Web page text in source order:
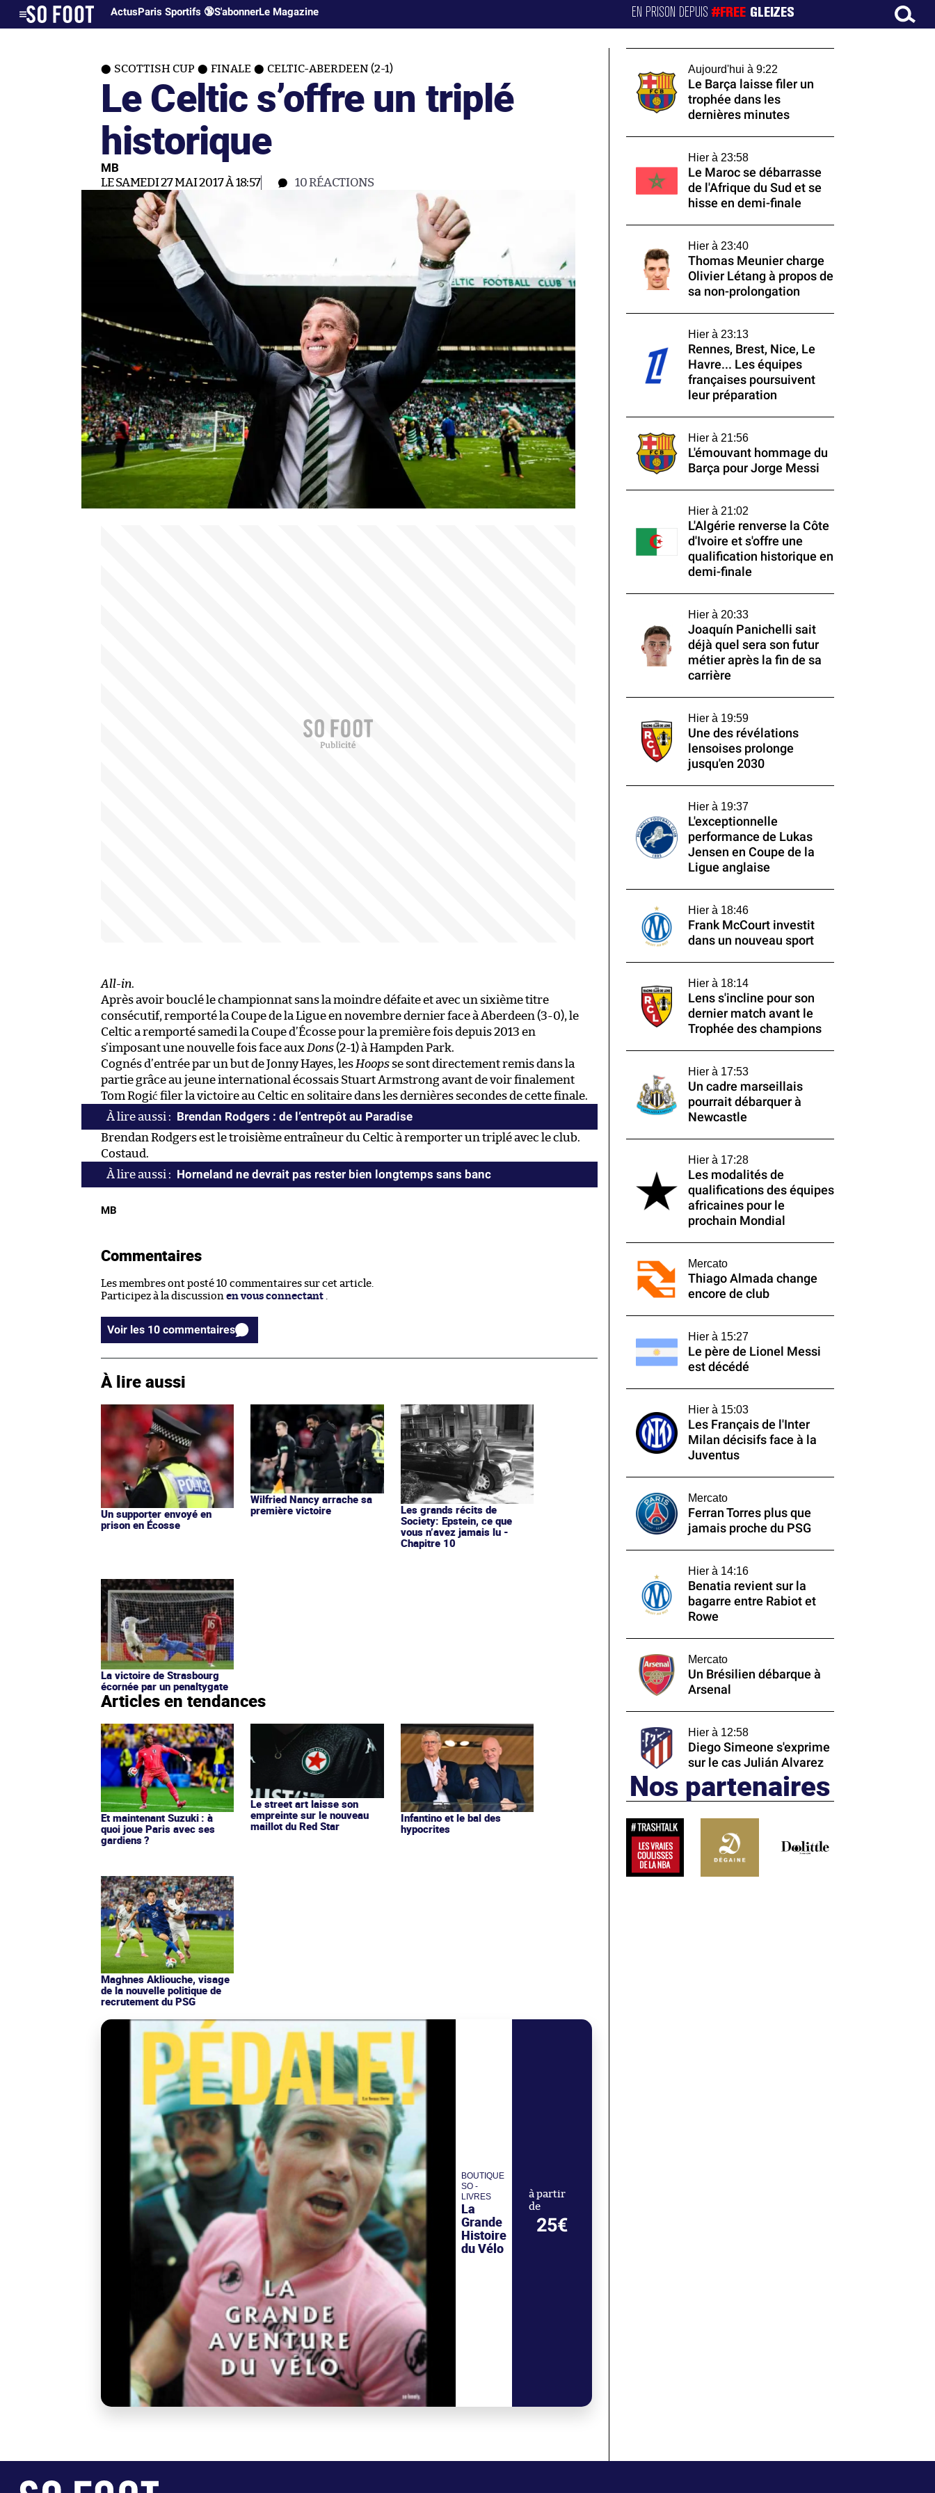
ActusParis Sportifs 🔞S'abonnerLe Magazine EN PRISON DEPUIS#FREE GLEIZES
SCOTTISH CUP FINALE CELTIC-ABERDEEN (2-1)
Le Celtic s’offre un triplé
historique
MB
LE SAMEDI 27 MAI 2017 À 18:57 10RÉACTIONS
All-in.
Après avoir bouclé le championnat sans la moindre défaite et avec un sixième titre
consécutif, remporté la Coupe de la Ligue en novembre dernier face à Aberdeen (3-0), le
Celtic a remporté samedi la Coupe d’Écosse pour la première fois depuis 2013 en
s’imposant une nouvelle fois face aux Dons(2-1) à Hampden Park.
Cognés d’entrée par un but de Jonny Hayes, les Hoops se sont directement remis dans la
partie grâce au jeune international écossais Stuart Armstrong avant de voir finalement
Tom Rogić filer la victoire au Celtic en solitaire dans les dernières secondes de cette finale.
Brendan Rodgers : de l’entrepôt au Paradise
Brendan Rodgers est le troisième entraîneur du Celtic à remporter un triplé avec le club.
Costaud.
Horneland ne devrait pas rester bien longtemps sans banc
MB
Commentaires
Les membres ont posté 10 commentaires sur cet article.
Participez à la discussion en vous connectant .
Voir les 10 commentaires
À lire aussi
Un supporter envoyé en
prison en Écosse
Wilfried Nancy arrache sa
première victoire
Les grands récits de
Society: Epstein, ce que
vous n’avez jamais lu -
Chapitre 10
La victoire de Strasbourg
écornée par un penaltygate
Articles en tendances
Et maintenant Suzuki : à
quoi joue Paris avec ses
gardiens ?
Le street art laisse son
empreinte sur le nouveau
maillot du Red Star
Infantino et le bal des
hypocrites
Maghnes Akliouche, visage
de la nouvelle politique de
recrutement du PSG
BOUTIQUE
SO -
LIVRES
La
Grande
Histoire
du Vélo
à partir
de
25€
Aujourd'hui à 9:22
Le Barça laisse filer un
trophée dans les
dernières minutes
Hier à 23:58
Le Maroc se débarrasse
de l'Afrique du Sud et se
hisse en demi-finale
Hier à 23:40
Thomas Meunier charge
Olivier Létang à propos de
sa non-prolongation
Hier à 23:13
Rennes, Brest, Nice, Le
Havre... Les équipes
françaises poursuivent
leur préparation
Hier à 21:56
L'émouvant hommage du
Barça pour Jorge Messi
Hier à 21:02
L'Algérie renverse la Côte
d'Ivoire et s'offre une
qualification historique en
demi-finale
Hier à 20:33
Joaquín Panichelli sait
déjà quel sera son futur
métier après la fin de sa
carrière
Hier à 19:59
Une des révélations
lensoises prolonge
jusqu'en 2030
Hier à 19:37
L'exceptionnelle
performance de Lukas
Jensen en Coupe de la
Ligue anglaise
Hier à 18:46
Frank McCourt investit
dans un nouveau sport
Hier à 18:14
Lens s'incline pour son
dernier match avant le
Trophée des champions
Hier à 17:53
Un cadre marseillais
pourrait débarquer à
Newcastle
Hier à 17:28
Les modalités de
qualifications des équipes
africaines pour le
prochain Mondial
Mercato
Thiago Almada change
encore de club
Hier à 15:27
Le père de Lionel Messi
est décédé
Hier à 15:03
Les Français de l'Inter
Milan décisifs face à la
Juventus
Mercato
Ferran Torres plus que
jamais proche du PSG
Hier à 14:16
Benatia revient sur la
bagarre entre Rabiot et
Rowe
Mercato
Un Brésilien débarque à
Arsenal
Hier à 12:58
Diego Simeone s'exprime
sur le cas Julián Alvarez
Nos partenaires